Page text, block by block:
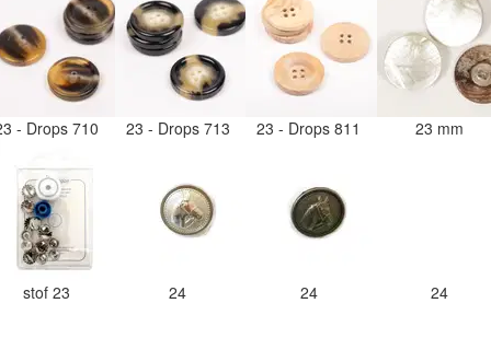
- Drops 710 23 - Drops 713 23 - Drops 811 23 mm
stof 23 24 24 24